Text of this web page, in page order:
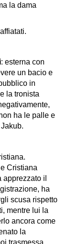
la dama
: esterna con
un bacio e
in
la tronista
ha le palle e
Cristiana
il
ha
scusa rispetto
mentre lui la
ancora come
la
trasmessa